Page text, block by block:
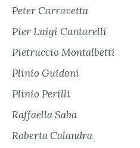
Peter Carravetta
Pier Luigi Cantarelli
Pietruccio Montalbetti
Plinio Guidoni
Plinio Perilli
Raffaella Saba
Roberta Calandra